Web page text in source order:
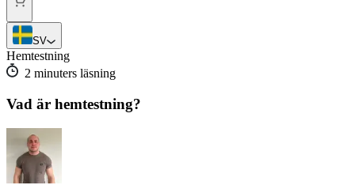
SV
Hemtestning
2 minuters läsning
Vad är hemtestning?